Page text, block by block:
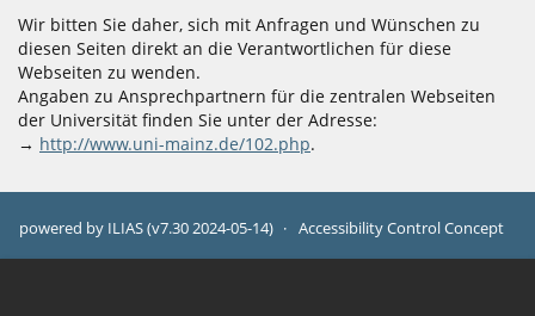
Wir bitten Sie daher, sich mit Anfragen und Wünschen zu
diesen Seiten direkt an die Verantwortlichen für diese
Webseiten zu wenden.
Angaben zu Ansprechpartnern für die zentralen Webseiten
der Universität finden Sie unter der Adresse:
→ http://www.uni-mainz.de/102.php.
powered by ILIAS (v7.30 2024-05-14) Accessibility Control Concept